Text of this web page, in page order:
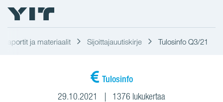
raportit ja materiaalit Sijoittajauutiskirje Tulosinfo Q3/21
Tulosinfo
29.10.2021 1376 lukukertaa